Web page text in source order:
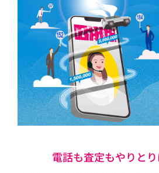
電話も査定もやりと